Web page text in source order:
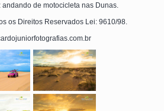
andando de motocicleta nas Dunas.
os Direitos Reservados Lei: 9610/98.